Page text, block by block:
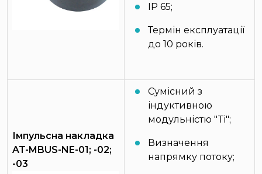
IP 65;
Термін експлуатації
до 10 років.
Імпульсна накладка
AT-MBUS-NE-01; -02;
-03
Сумісний з
індуктивною
модульністю "Ti";
Визначення
напрямку потоку;